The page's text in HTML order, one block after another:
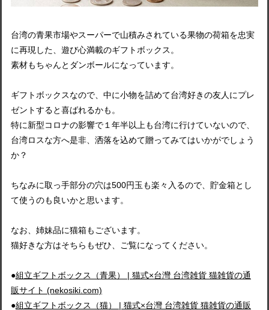
台湾の青果市場やスーパーで山積みされている果物の荷箱を忠実
に再現した、遊び心満載のギフトボックス。
素材もちゃんとダンボールになっています。
ギフトボックスなので、中に小物を詰めて台湾好きの友人にプレ
ゼントすると喜ばれるかも。
特に新型コロナの影響で１年半以上も台湾に行けていないので、
台湾ロスな方へ是非、洒落を込めて贈ってみてはいかがでしょう
か？
ちなみに取っ手部分の穴は500円玉も楽々入るので、貯金箱とし
て使うのも良いかと思います。
なお、姉妹品に猫箱もございます。
猫好きな方はそちらもぜひ、ご覧になってください。
●組立ギフトボックス（青果） | 猫式×台灣 台湾雑貨 猫雑貨の通
販サイト (nekosiki.com)
●組立ギフトボックス（猫） | 猫式×台灣 台湾雑貨 猫雑貨の通販